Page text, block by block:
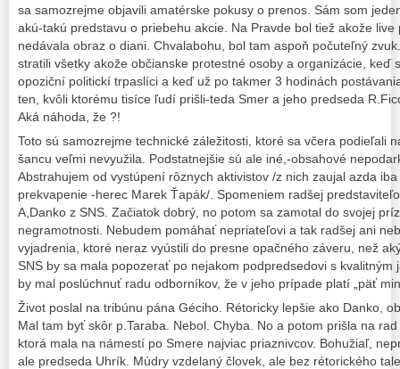
sa samozrejme objavili amatérske pokusy o prenos. Sám som
akú-takú predstavu o priebehu akcie. Na Pravde bol tiež akože
nedávala obraz o diani. Chvalabohu, bol tam aspoň počuteľný
stratili všetky akože občianske protestné osoby a organizácie, keď
opoziční politickí trpaslíci a keď už po takmer 3 hodinách
ten, kvôli ktorému tisíce ľudí prišli-teda Smer a jeho predseda
Aká náhoda, že ?!
Toto sú samozrejme technické záležitosti, ktoré sa včera podieľali
šancu veľmi nevyužila. Podstatnejšie sú ale iné,-obsahové
Abstrahujem od vystúpení rôznych aktivistov /z nich zaujal azda
prekvapenie -herec Marek Ťapák/. Spomeniem radšej
A,Danko z SNS. Začiatok dobrý, no potom sa zamotal do svojej
negramotnosti. Nebudem pomáhať nepriateľovi a tak radšej ani
vyjadrenia, ktoré neraz vyústili do presne opačného záveru, než
SNS by sa mala popozerať po nejakom podpredsedovi s kvalitným
by mal poslúchnuť radu odborníkov, že v jeho prípade platí „päť
Život poslal na tribúnu pána Géciho. Rétoricky lepšie ako Danko,
Mal tam byť skôr p.Taraba. Nebol. Chyba. No a potom prišla na
ktorá mala na námestí po Smere najviac priaznivcov. Bohužiaľ,
ale predseda Uhrík. Múdry vzdelaný človek, ale bez rétorického